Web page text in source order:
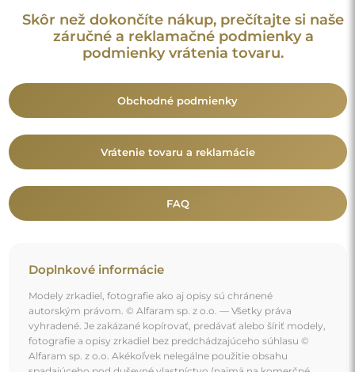
Skôr než dokončíte nákup, prečítajte si naše
záručné a reklamačné podmienky a
podmienky vrátenia tovaru.
Obchodné podmienky
Vrátenie tovaru a reklamácie
FAQ
Doplnkové informácie
Modely zrkadiel, fotografie ako aj opisy sú chránené
autorským právom. © Alfaram sp. z o.o. — Všetky práva
vyhradené. Je zakázané kopírovať, predávať alebo šíriť modely,
fotografie a opisy zrkadiel bez predchádzajúceho súhlasu ©
Alfaram sp. z o.o. Akékoľvek nelegálne použitie obsahu